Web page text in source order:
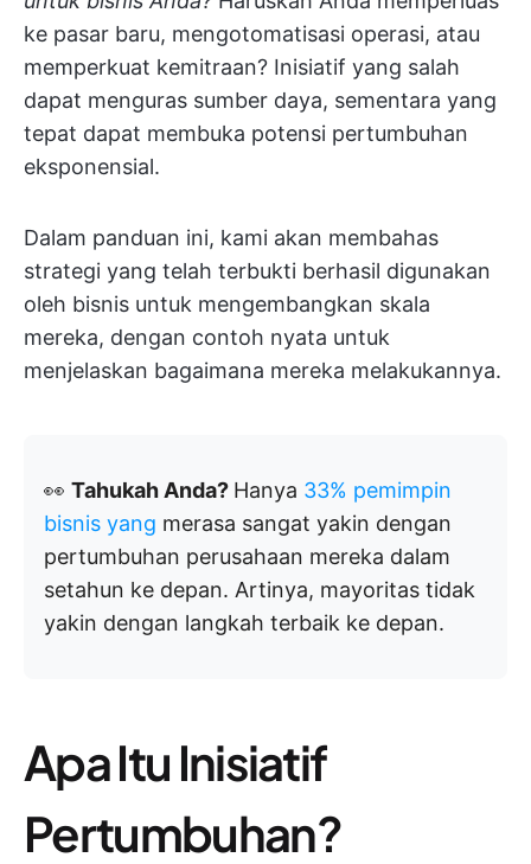
ke pasar baru, mengotomatisasi operasi, atau
memperkuat kemitraan? Inisiatif yang salah
dapat menguras sumber daya, sementara yang
tepat dapat membuka potensi pertumbuhan
eksponensial.
Dalam panduan ini, kami akan membahas
strategi yang telah terbukti berhasil digunakan
oleh bisnis untuk mengembangkan skala
mereka, dengan contoh nyata untuk
menjelaskan bagaimana mereka melakukannya.
👀 Tahukah Anda? Hanya 33% pemimpin
bisnis yang merasa sangat yakin dengan
pertumbuhan perusahaan mereka dalam
setahun ke depan. Artinya, mayoritas tidak
yakin dengan langkah terbaik ke depan.
Apa Itu Inisiatif
Pertumbuhan?